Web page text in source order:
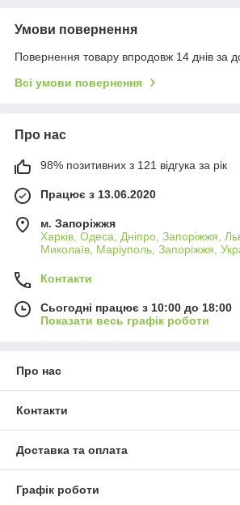
Умови повернення
Повернення товару впродовж 14 днів за
Всі умови повернення
Про нас
98% позитивних з 121 відгука за рік
Працює з 13.06.2020
м. Запоріжжя
Харків, Одеса, Дніпро, Запоріжжя,
Миколаїв, Маріуполь, Запоріжжя,
Контакти
Сьогодні працює з 10:00 до 18:00
Показати весь графік роботи
Про нас
Контакти
Доставка та оплата
Графік роботи